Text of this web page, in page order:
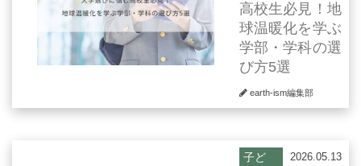
高校生必見！地
球温暖化を学ぶ
学部・学科の選
び方5選
earth-ism編集部
子ど
2026.05.13